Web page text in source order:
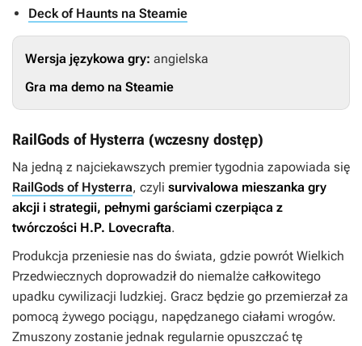
Deck of Haunts na Steamie
Wersja językowa gry: angielska
Gra ma demo na Steamie
RailGods of Hysterra (wczesny dostęp)
Na jedną z najciekawszych premier tygodnia zapowiada się
RailGods of Hysterra, czyli survivalowa mieszanka gry
akcji i strategii, pełnymi garściami czerpiąca z
twórczości H.P. Lovecrafta.
Produkcja przeniesie nas do świata, gdzie powrót Wielkich
Przedwiecznych doprowadził do niemalże całkowitego
upadku cywilizacji ludzkiej. Gracz będzie go przemierzał za
pomocą żywego pociągu, napędzanego ciałami wrogów.
Zmuszony zostanie jednak regularnie opuszczać tę